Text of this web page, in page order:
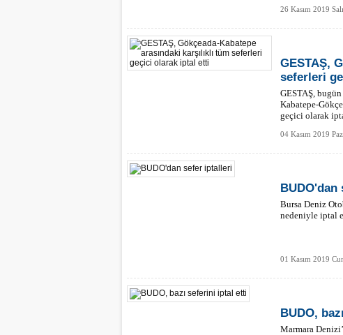
26 Kasım 2019
GESTAŞ,
seferleri
GESTAŞ,
Kabatepe-
geçici olarak
04 Kasım 2019
Bursa Deniz
nedeniyle iptal
01 Kasım 2019
BUDO,
Marmara